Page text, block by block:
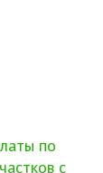
по
с